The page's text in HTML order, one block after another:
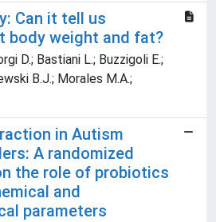
Can it tell us
body weight and fat?
D.; Bastiani L.; Buzzigoli E.;
B.J.; Morales M.A.;
in Autism
A randomized
the role of probiotics
and
parameters